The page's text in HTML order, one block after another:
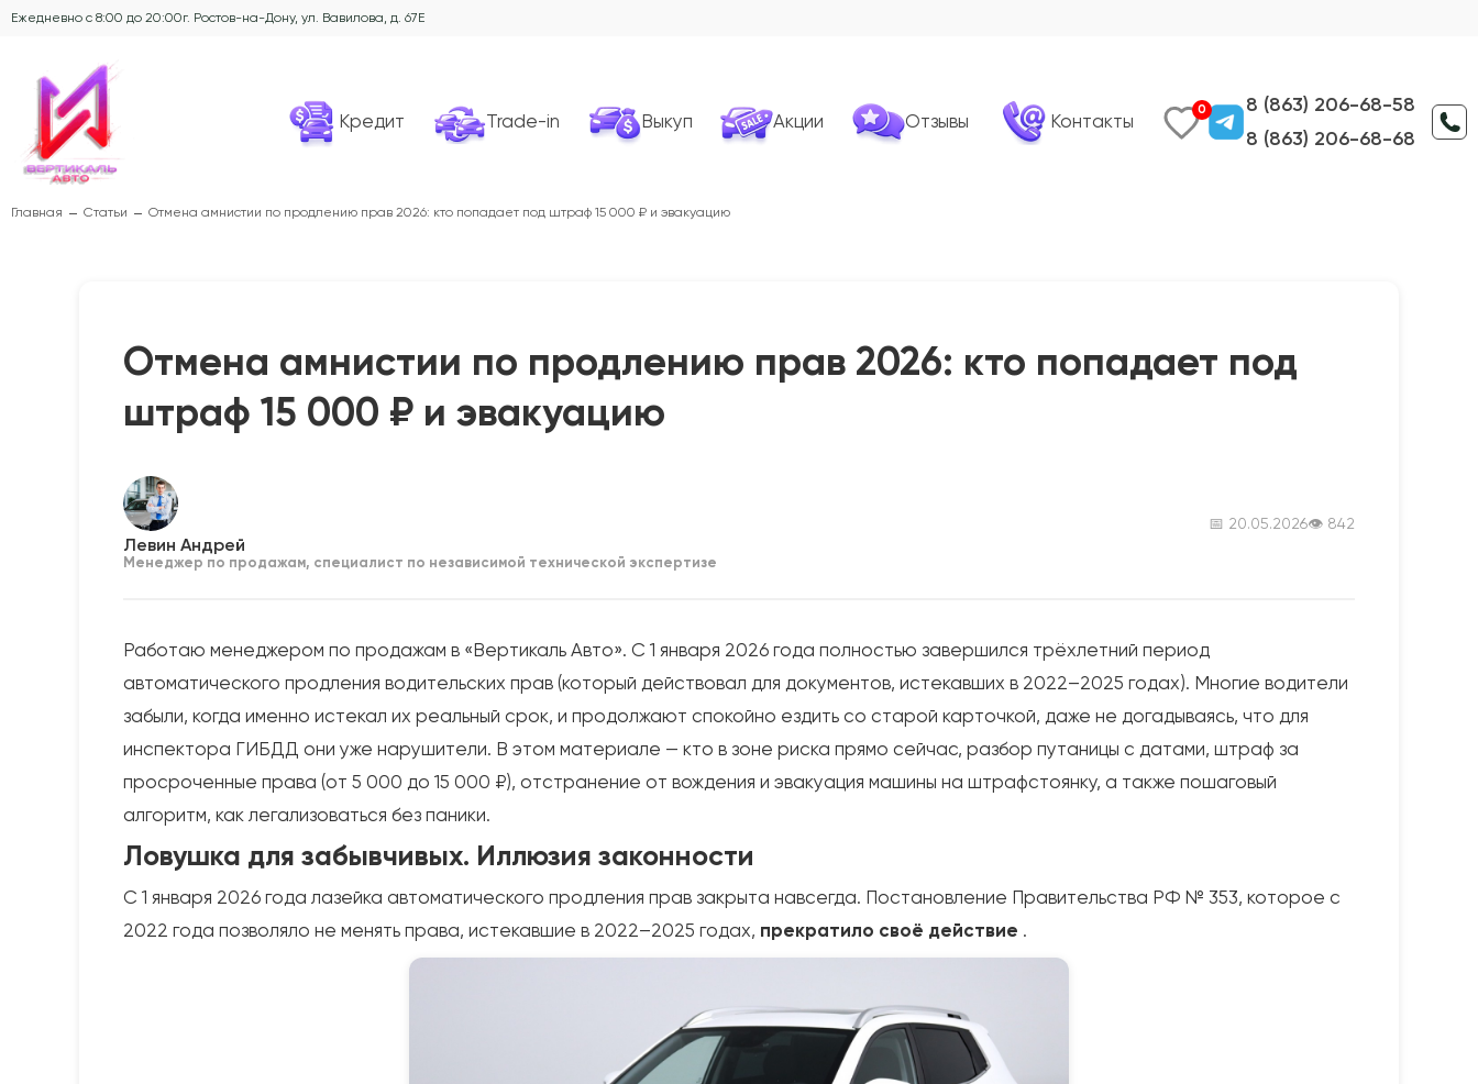
Ежедневно с 8:00 до 20:00г. Ростов-на-Дону, ул. Вавилова, д. 67Е
Кредит Trade-in Выкуп Акции Отзывы Контакты
0
8 (863) 206-68-58
8 (863) 206-68-68
Главная Статьи Отмена амнистии по продлению прав 2026: кто попадает под штраф 15 000 ₽ и эвакуацию
Отмена амнистии по продлению прав 2026: кто попадает под
штраф 15 000 ₽ и эвакуацию
Левин Андрей
Менеджер по продажам, специалист по независимой технической экспертизе
📅 20.05.2026👁 842
Работаю менеджером по продажам в «Вертикаль Авто». С 1 января 2026 года полностью завершился трёхлетний период
автоматического продления водительских прав (который действовал для документов, истекавших в 2022–2025 годах). Многие водители
забыли, когда именно истекал их реальный срок, и продолжают спокойно ездить со старой карточкой, даже не догадываясь, что для
инспектора ГИБДД они уже нарушители. В этом материале — кто в зоне риска прямо сейчас, разбор путаницы с датами, штраф за
просроченные права (от 5 000 до 15 000 ₽), отстранение от вождения и эвакуация машины на штрафстоянку, а также пошаговый
алгоритм, как легализоваться без паники.
Ловушка для забывчивых. Иллюзия законности
С 1 января 2026 года лазейка автоматического продления прав закрыта навсегда. Постановление Правительства РФ № 353, которое с
2022 года позволяло не менять права, истекавшие в 2022–2025 годах, прекратило своё действие .